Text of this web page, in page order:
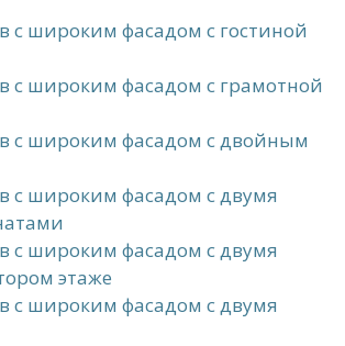
с широким фасадом с гостиной
с широким фасадом с грамотной
с широким фасадом с двойным
с широким фасадом с двумя
с широким фасадом с двумя
этаже
с широким фасадом с двумя